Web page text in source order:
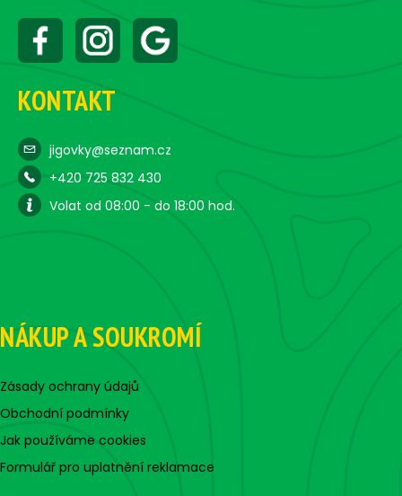
KONTAKT
jigovky@seznam.cz
+420 725 832 430
Volat od 08:00 - do 18:00 hod.
NÁKUP A SOUKROMÍ
Zásady ochrany údajů
Obchodní podmínky
Jak používáme cookies
Formulář pro uplatnění reklamace